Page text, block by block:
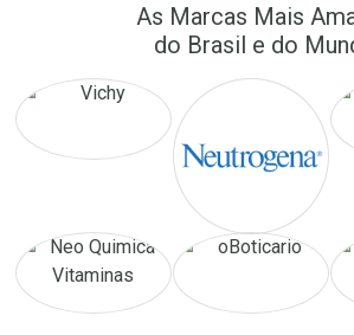
FECHAR
Ativar Desconto
FECHAR
Por Menos
Ativar
Por
As Marcas Mais
do Brasil e do